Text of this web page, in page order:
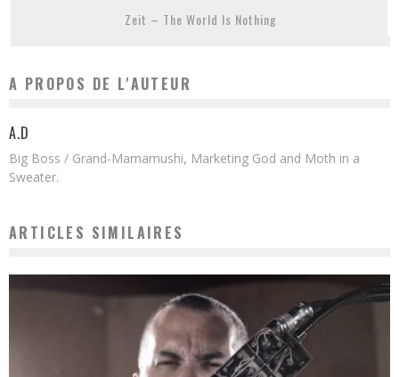
Zeit – The World Is Nothing
A PROPOS DE L'AUTEUR
A.D
Big Boss / Grand-Mamamushi, Marketing God and Moth in a
Sweater.
ARTICLES SIMILAIRES